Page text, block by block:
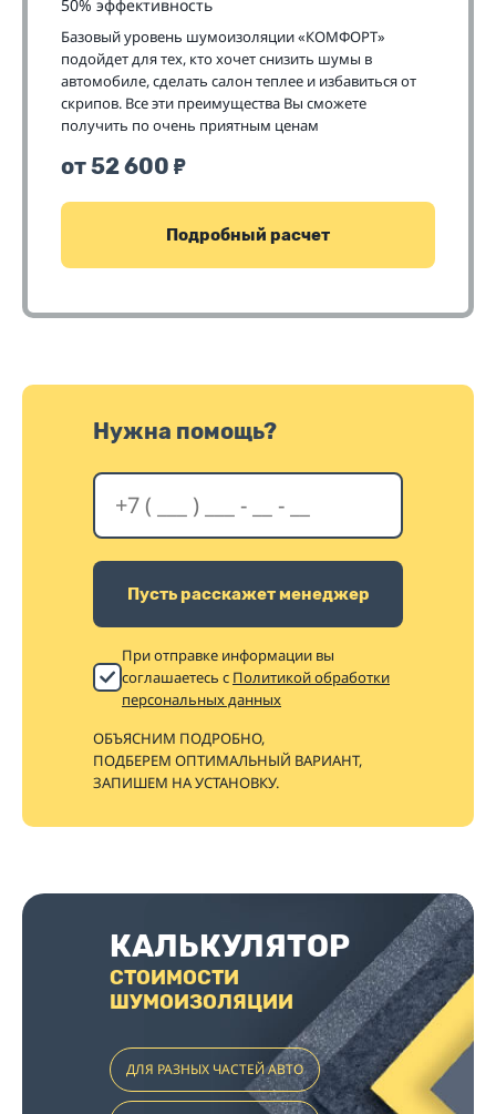
50% эффективность
Базовый уровень шумоизоляции «КОМФОРТ»
подойдет для тех, кто хочет снизить шумы в
автомобиле, сделать салон теплее и избавиться от
скрипов. Все эти преимущества Вы сможете
получить по очень приятным ценам
от 52 600 ₽
Подробный расчет
Нужна помощь?
Пусть расскажет менеджер
При отправке информации вы
соглашаетесь с Политикой обработки
персональных данных
ОБЪЯСНИМ ПОДРОБНО,
ПОДБЕРЕМ ОПТИМАЛЬНЫЙ ВАРИАНТ,
ЗАПИШЕМ НА УСТАНОВКУ.
КАЛЬКУЛЯТОР
СТОИМОСТИ
ШУМОИЗОЛЯЦИИ
ДЛЯ РАЗНЫХ ЧАСТЕЙ АВТО